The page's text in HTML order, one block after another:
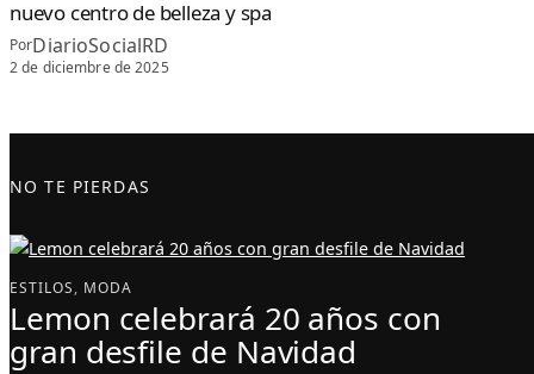
nuevo centro de belleza y spa
PorDiarioSocialRD
2 de diciembre de 2025
NO TE PIERDAS
ESTILOS, MODA
Lemon celebrará 20 años con
gran desfile de Navidad